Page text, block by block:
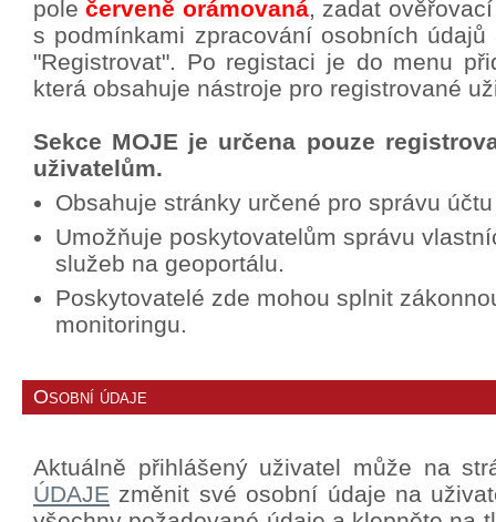
polečerveně orámovaná, zadat
s podmínkami zpracování osobních
"Registrovat". Po registaci je do menu
která obsahuje nástroje pro registrované
Sekce MOJE je určena pouze
uživatelům.
Obsahuje stránky určené pro správu
Umožňuje poskytovatelům správu
služeb na geoportálu.
Poskytovatelé zde mohou splnit
monitoringu.
Osobní údaje
Aktuálně přihlášený uživatel může na
ÚDAJE změnit své osobní údaje na